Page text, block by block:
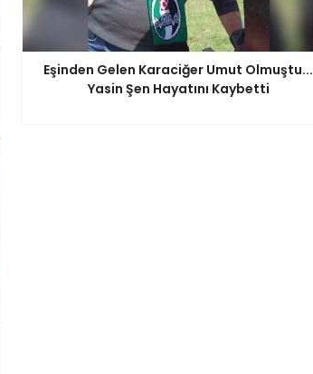
Eşinden Gelen Karaciğer Umut Olmuştu...
Yasin Şen Hayatını Kaybetti